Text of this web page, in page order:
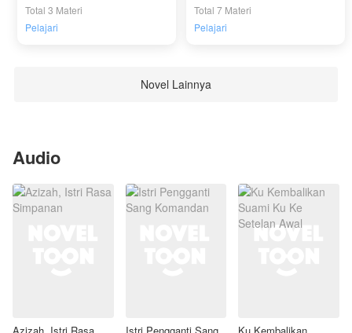
Total 3 Materi
Pelajari
Total 7 Materi
Pelajari
Novel Lainnya
Audio